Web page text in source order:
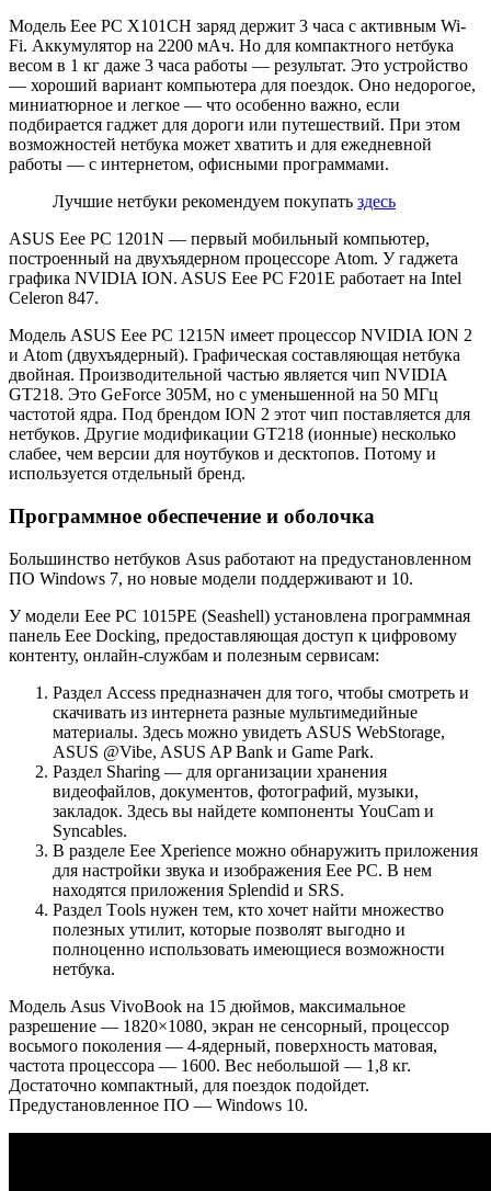
Модель Eee PC X101CH заряд держит 3 часа с активным Wi-
Fi. Аккумулятор на 2200 мАч. Но для компактного нетбука
весом в 1 кг даже 3 часа работы — результат. Это устройство
— хороший вариант компьютера для поездок. Оно недорогое,
миниатюрное и легкое — что особенно важно, если
подбирается гаджет для дороги или путешествий. При этом
возможностей нетбука может хватить и для ежедневной
работы — с интернетом, офисными программами.
Лучшие нетбуки рекомендуем покупать здесь
ASUS Eee PC 1201N — первый мобильный компьютер,
построенный на двухъядерном процессоре Atom. У гаджета
графика NVIDIA ION. ASUS Eee PC F201E работает на Intel
Celeron 847.
Модель ASUS Eee PC 1215N имеет процессор NVIDIA ION 2
и Atom (двухъядерный). Графическая составляющая нетбука
двойная. Производительной частью является чип NVIDIA
GT218. Это GeForce 305M, но с уменьшенной на 50 МГц
частотой ядра. Под брендом ION 2 этот чип поставляется для
нетбуков. Другие модификации GT218 (ионные) несколько
слабее, чем версии для ноутбуков и десктопов. Потому и
используется отдельный бренд.
Программное обеспечение и оболочка
Большинство нетбуков Asus работают на предустановленном
ПО Windows 7, но новые модели поддерживают и 10.
У модели Eee PC 1015PE (Seashell) установлена программная
панель Eee Docking, предоставляющая доступ к цифровому
контенту, онлайн-службам и полезным сервисам:
Раздел Access предназначен для того, чтобы смотреть и
скачивать из интернета разные мультимедийные
материалы. Здесь можно увидеть ASUS WebStorage,
АSUS @Vibe, ASUS AP Вank и Game Park.
Раздел Sharing — для организации хранения
видеофайлов, документов, фотографий, музыки,
закладок. Здесь вы найдете компоненты YouCаm и
Syncаbles.
В разделе Eee Xperience можно обнаружить приложения
для настройки звука и изображения Еee PC. В нем
находятся приложения Splendid и SRS.
Раздел Tооls нужен тем, кто хочет найти множество
полезных утилит, которые позволят выгодно и
полноценно использовать имеющиеся возможности
нетбука.
Модель Asus VivoBook на 15 дюймов, максимальное
разрешение — 1820×1080, экран не сенсорный, процессор
восьмого поколения — 4-ядерный, поверхность матовая,
частота процессора — 1600. Вес небольшой — 1,8 кг.
Достаточно компактный, для поездок подойдет.
Предустановленное ПО — Windows 10.